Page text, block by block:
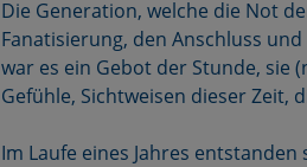
Die Generation, welche die Not
Fanatisierung, den Anschluss
war es ein Gebot der Stunde, sie
Gefühle, Sichtweisen dieser
Im Laufe eines Jahres